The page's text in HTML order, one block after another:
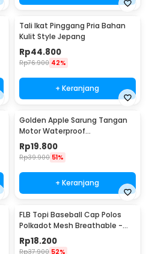
Tali Ikat Pinggang Pria Bahan
Kulit Style Jepang
Rp44.800
Rp76.900 42%
+ Keranjang
Golden Apple Sarung Tangan
Motor Waterproof
Touchscreen Kulit Sintetis Pria
- 9070
Rp19.800
Rp39.900 51%
+ Keranjang
FLB Topi Baseball Cap Polos
Polkadot Mesh Breathable -
MZ237
Rp18.200
Rp37.900 52%